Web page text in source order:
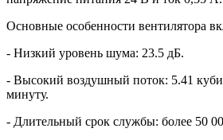
Основные особенности вентилятора
- Низкий уровень шума: 23.5 дБ.
- Высокий воздушный поток: 5.41
минуту.
- Длительный срок службы: более 50